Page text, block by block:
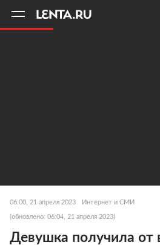
06:00, 21 апреля 2023 Интернет и СМИ
(обновлено: 06:04, 21 апреля 2023)
Девушка получила от